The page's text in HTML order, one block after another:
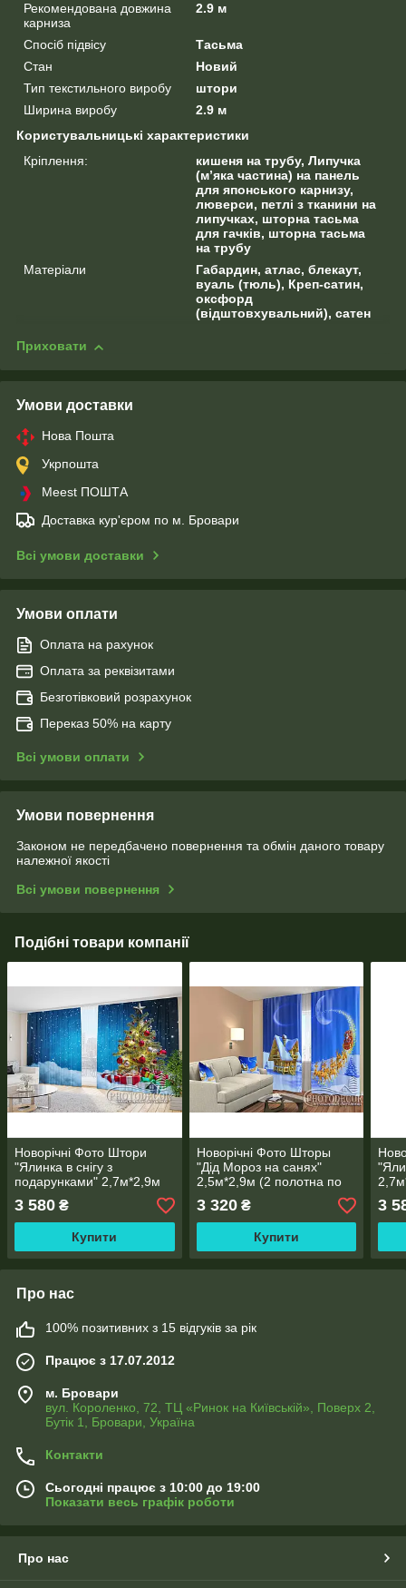
Рекомендована довжина
карниза
2.9 м
Спосіб підвісу
Тасьма
Стан
Новий
Тип текстильного виробу
штори
Ширина виробу
2.9 м
Користувальницькі характеристики
Кріплення:
кишеня на трубу, Липучка
(м’яка частина) на панель
для японського карнизу,
люверси, петлі з тканини на
липучках, шторна тасьма
для гачків, шторна тасьма
на трубу
Матеріали
Габардин, атлас, блекаут,
вуаль (тюль), Креп-сатин,
оксфорд
(відштовхувальний), сатен
Приховати
Умови доставки
Нова Пошта
Укрпошта
Meest ПОШТА
Доставка кур'єром по м. Бровари
Всі умови доставки
Умови оплати
Оплата на рахунок
Оплата за реквізитами
Безготівковий розрахунок
Переказ 50% на карту
Всі умови оплати
Умови повернення
Законом не передбачено повернення та обмін даного товару
належної якості
Всі умови повернення
Подібні товари компанії
Новорічні Фото Штори
"Ялинка в снігу з
подарунками" 2,7м*2,9м
тасьма
3 580 ₴
Купити
Новорічні Фото Шторы
"Дід Мороз на санях"
2,5м*2,9м (2 полотна по
3 320₴
Купити
3
Про нас
100% позитивних з 15 відгуків за рік
Працює з 17.07.2012
м. Бровари
вул. Короленко, 72, ТЦ «Ринок на Київській», Поверх 2,
Бутік 1, Бровари, Україна
Контакти
Сьогодні працює з 10:00 до 19:00
Показати весь графік роботи
Про нас